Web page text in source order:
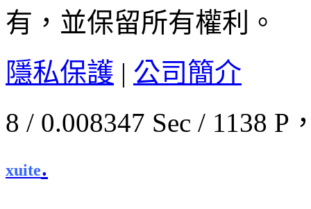
有，並保留所有權利。
隱私保護 | 公司簡介
8 / 0.008347 Sec / 1138
xuite.